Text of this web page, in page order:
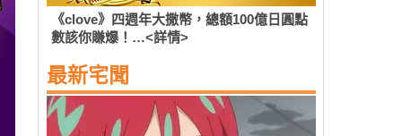
《clove》四週年大撒幣，總額100億日圓點
數該你賺爆！…<詳情>
最新宅聞